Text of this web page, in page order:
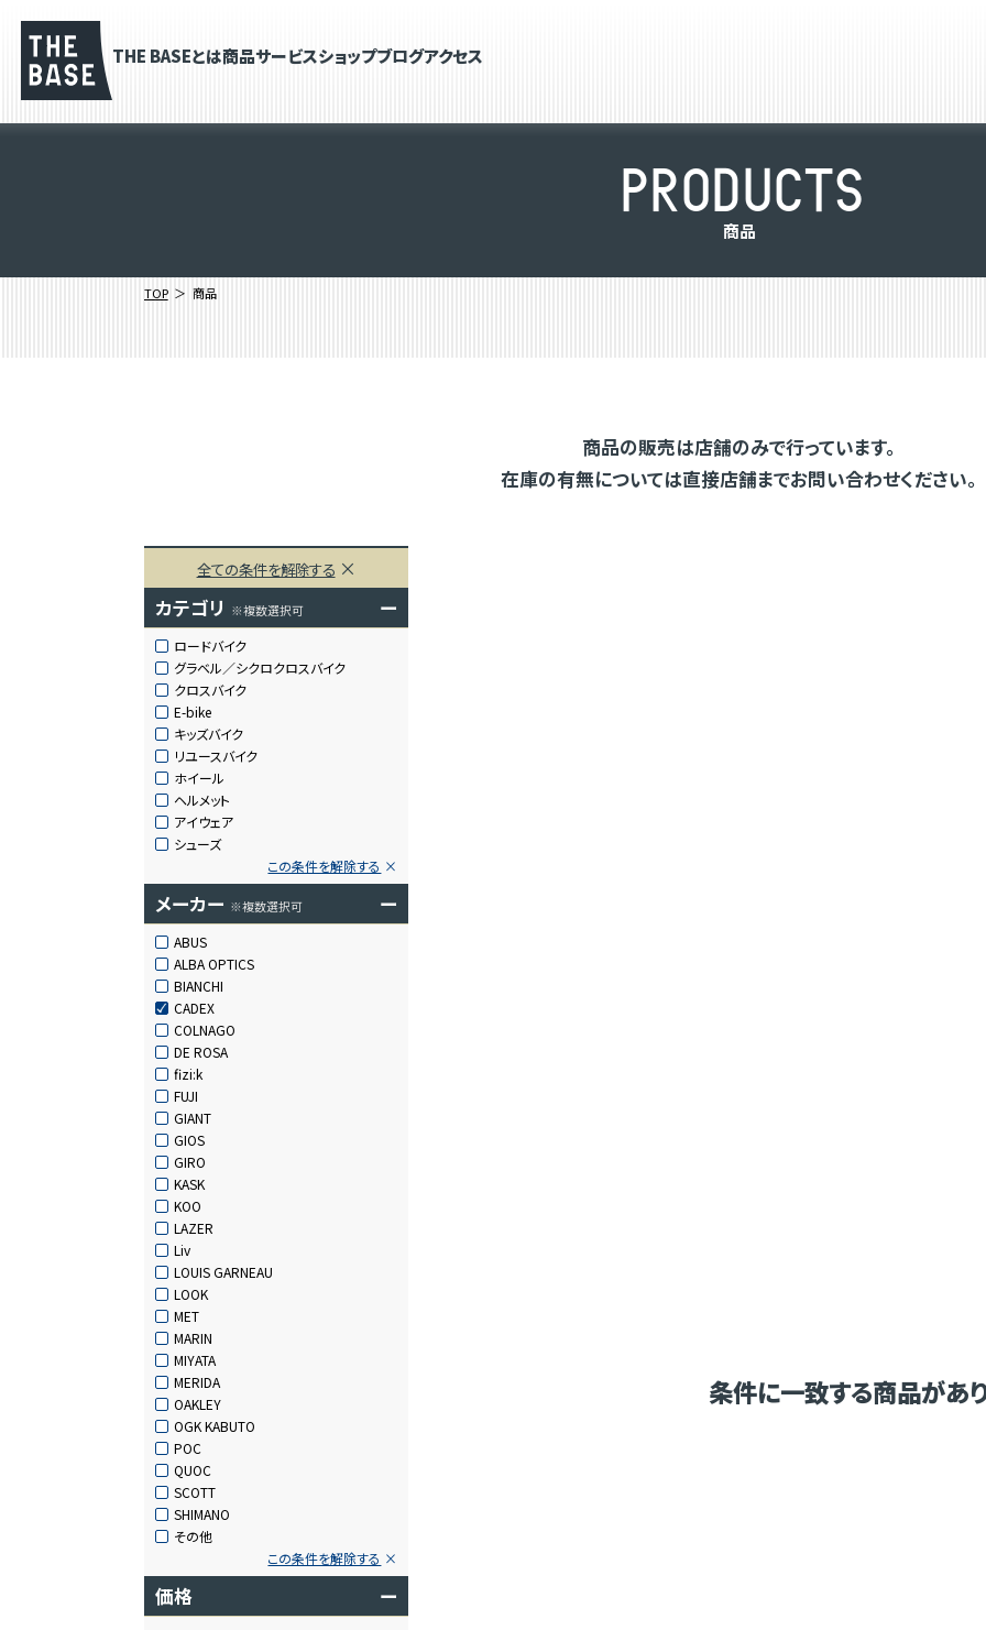
THE BASEとは商品サービスショップブログアクセス
PRODUCTS
商品
TOP 商品
商品の販売は店舗のみで行っています。
在庫の有無については直接店舗までお問い合わせください。
全ての条件を解除する
カテゴリ ※複数選択可 ー
ロードバイク
グラベル／シクロクロスバイク
クロスバイク
E-bike
キッズバイク
リユースバイク
ホイール
ヘルメット
アイウェア
シューズ
この条件を解除する
メーカー ※複数選択可 ー
ABUS
ALBA OPTICS
BIANCHI
CADEX
COLNAGO
DE ROSA
fizi:k
FUJI
GIANT
GIOS
GIRO
KASK
KOO
LAZER
Liv
LOUIS GARNEAU
LOOK
MET
MARIN
MIYATA
MERIDA
OAKLEY
OGK KABUTO
POC
QUOC
SCOTT
SHIMANO
その他
この条件を解除する
価格 ー
条件に一致する商品があ